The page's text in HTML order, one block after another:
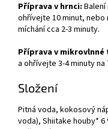
Příprava v hrnci: B
ohřívejte 10 minut,
míchání cca 2-3 minuty.
Příprava v
a ohřívejte 3-4 minuty na
Složení
Pitná voda, kokosový
voda), Shiitake houby*